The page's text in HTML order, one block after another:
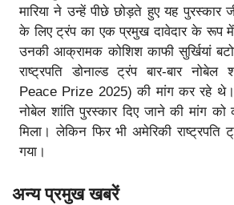
मारिया ने उन्हें पीछे छोड़ते हुए यह पुरस्कार
के लिए ट्रंप का एक प्रमुख दावेदार के रूप
उनकी आक्रामक कोशिश काफी सुर्खियां
राष्ट्रपति डोनाल्ड ट्रंप बार-बार नोबेल
Peace Prize 2025) की मांग कर रहे थे।
नोबेल शांति पुरस्कार दिए जाने की मांग
मिला। लेकिन फिर भी अमेरिकी राष्ट्रपति
गया।
अन्य प्रमुख खबरें